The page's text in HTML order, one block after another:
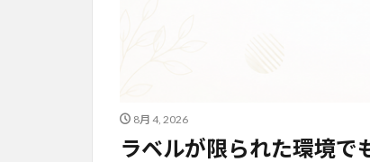
8月 4, 2026
ラベルが限られた環境で